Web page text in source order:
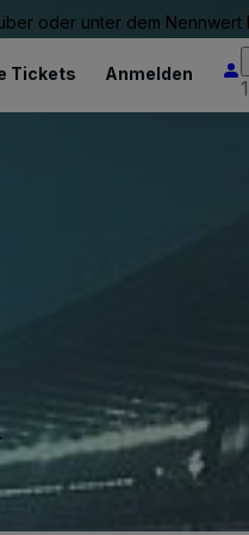
oder unter dem Nennwert
Tickets Anmelden